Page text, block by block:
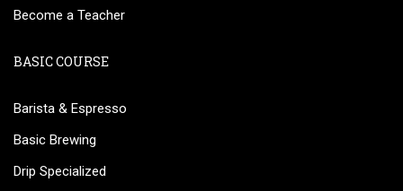
Become a Teacher
BASIC COURSE
Barista & Espresso
Basic Brewing
Drip Specialized